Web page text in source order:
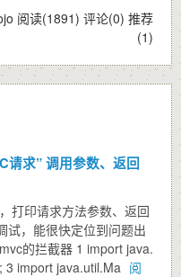
阅读(1891) 评论(0) 推荐
(1)
请求” 调用参数、返回
打印请求方法参数、返回
试，能很快定位到问题出
的拦截器 1 import java.
3 import java.util.Ma 阅